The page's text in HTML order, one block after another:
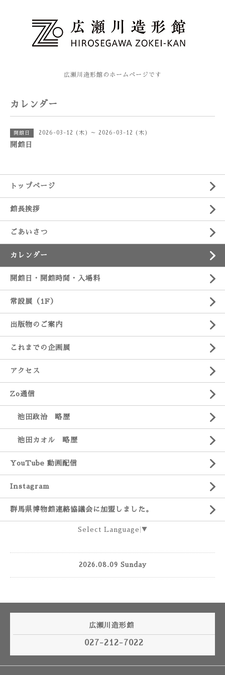
広瀬川造形館のホームページです
カレンダー
開館日 2026-03-12 (木) ～ 2026-03-12 (木)
開館日
トップページ
館長挨拶
ごあいさつ
カレンダー
開館日・開館時間・入場料
常設展（1F）
出版物のご案内
これまでの企画展
アクセス
Zo通信
池田政治 略歴
池田カオル 略歴
YouTube 動画配信
Instagram
群馬県博物館連絡協議会に加盟しました。
Select Language ▼
2026.08.09 Sunday
広瀬川造形館
027-212-7022